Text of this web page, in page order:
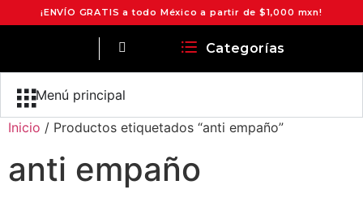
¡ENVÍO GRATIS a todo México a partir de $1,000 mxn!
Categorías
Menú principal
Inicio / Productos etiquetados “anti empaño”
anti empaño